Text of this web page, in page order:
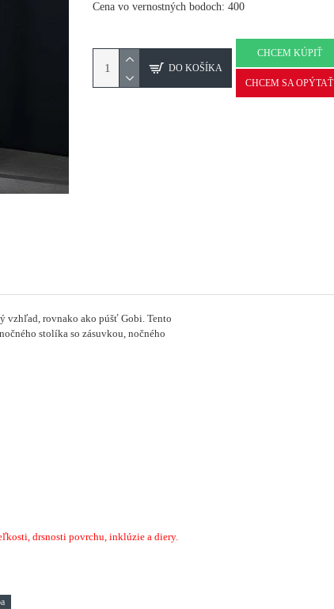
Cena vo vernostných bodoch: 400
DO KOŠÍKA
CHCEM KÚPIŤ
CHCEM SA OPÝTAŤ
vzhľad, rovnako ako púšť Gobi. Tento
stolíka so zásuvkou, nočného
drsnosti povrchu, inklúzie a diery.